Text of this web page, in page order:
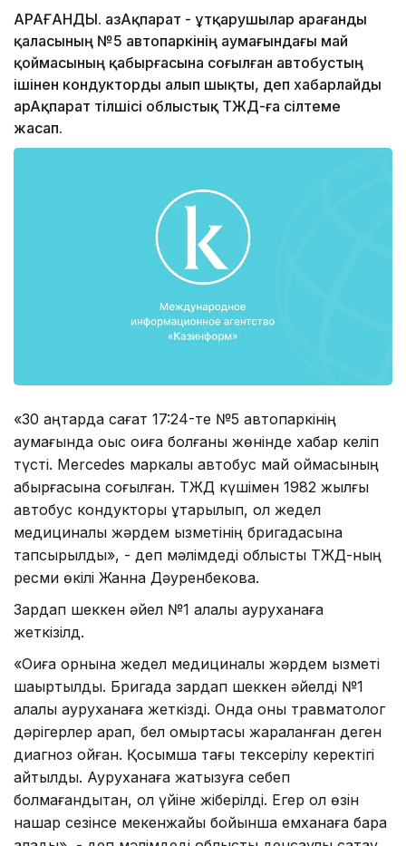
ҚАРАҒАНДЫ. ҚазАқпарат - Құтқарушылар Қарағанды
қаласының №5 автопаркінің аумағындағы май
қоймасының қабырғасына соғылған автобустың
ішінен кондукторды алып шықты, деп хабарлайды
ҚарАқпарат тілшісі облыстық ТЖД-ға сілтеме
жасап.
«30 қаңтарда сағат 17:24-те №5 автопаркінің
аумағында оқыс оқиға болғаны жөнінде хабар келіп
түсті. Mercedes маркалы автобус май қоймасының
қабырғасына соғылған. ТЖД күшімен 1982 жылғы
автобус кондукторы құтқарылып, ол жедел
медициналық жәрдем қызметінің бригадасына
тапсырылды», - деп мәлімдеді облыстық ТЖД-ның
ресми өкілі Жанна Дәуренбекова.
Зардап шеккен әйел №1 қалалық ауруханаға
жеткізілд.
«Оқиға орнына жедел медициналық жәрдем қызметі
шақыртылды. Бригада зардап шеккен әйелді №1
қалалық ауруханаға жеткізді. Онда оны травматолог
дәрігерлер қарап, бел омыртқасы жараланған деген
диагноз қойған. Қосымша тағы тексерілу керектігі
айтылды. Ауруханаға жатқызуға себеп
болмағандықтан, ол үйіне жіберілді. Егер ол өзін
нашар сезінсе мекенжайы бойынша емханаға бара